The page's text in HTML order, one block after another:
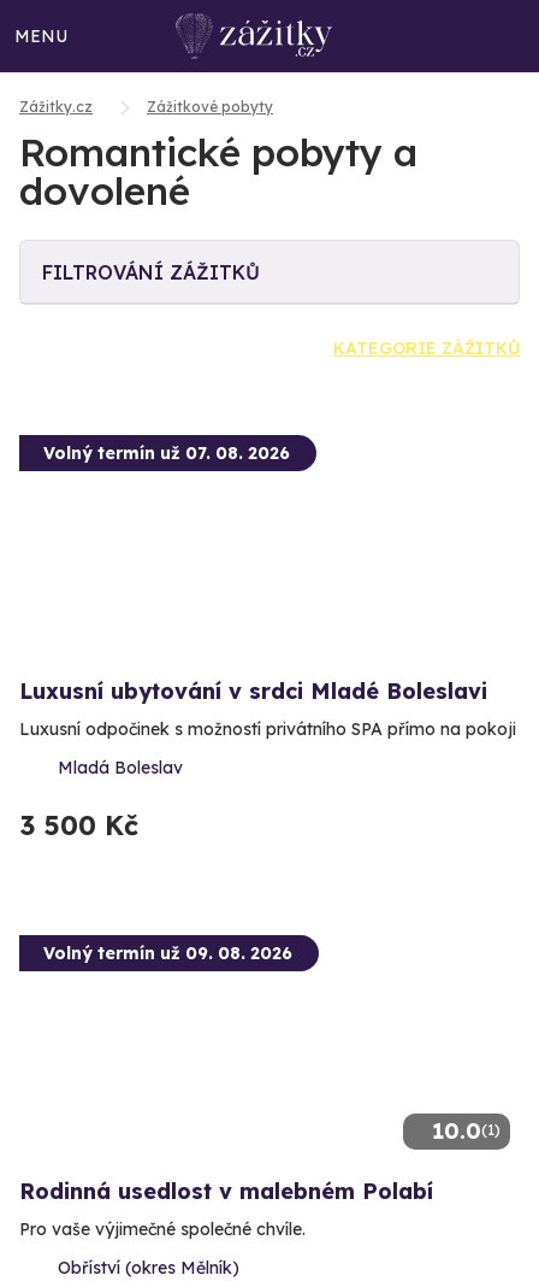
MENU
Zážitky.cz Zážitkové pobyty
Romantické pobyty a
dovolené
FILTROVÁNÍ ZÁŽITKŮ
KATEGORIE ZÁŽITKŮ
Volný termín už 07. 08. 2026
Luxusní ubytování v srdci Mladé Boleslavi
Luxusní odpočinek s možností privátního SPA přímo na pokoji
Mladá Boleslav
3 500 Kč
10.0(1)
Volný termín už 09. 08. 2026
Rodinná usedlost v malebném Polabí
Pro vaše výjimečné společné chvíle.
Obříství (okres Mělník)